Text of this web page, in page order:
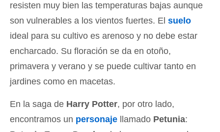
resisten muy bien las temperaturas bajas aunque
son vulnerables a los vientos fuertes. El suelo
ideal para su cultivo es arenoso y no debe estar
encharcado. Su floración se da en otoño,
primavera y verano y se puede cultivar tanto en
jardines como en macetas.
En la saga de Harry Potter, por otro lado,
encontramos un personaje llamado Petunia: